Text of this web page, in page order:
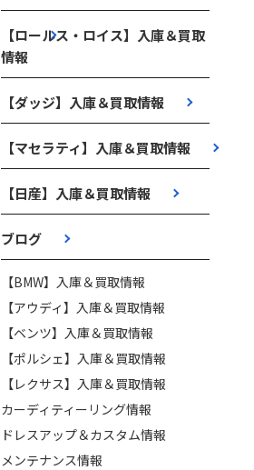
【ロールス・ロイス】入庫＆買取
情報
【ダッジ】入庫＆買取情報
【マセラティ】入庫＆買取情報
【日産】入庫＆買取情報
ブログ
【BMW】入庫＆買取情報
【アウディ】入庫＆買取情報
【ベンツ】入庫＆買取情報
【ポルシェ】入庫＆買取情報
【レクサス】入庫＆買取情報
カーディティーリング情報
ドレスアップ＆カスタム情報
メンテナンス情報